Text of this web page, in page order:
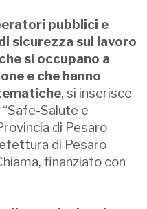
pubblici e
sicurezza sul lavoro
si occupano a
e che hanno
, si inserisce
Salute e
di Pesaro
di Pesaro
finanziato con